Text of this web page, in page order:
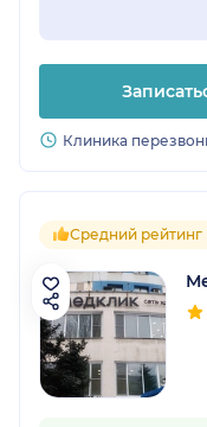
Клиника
Средний рейтинг